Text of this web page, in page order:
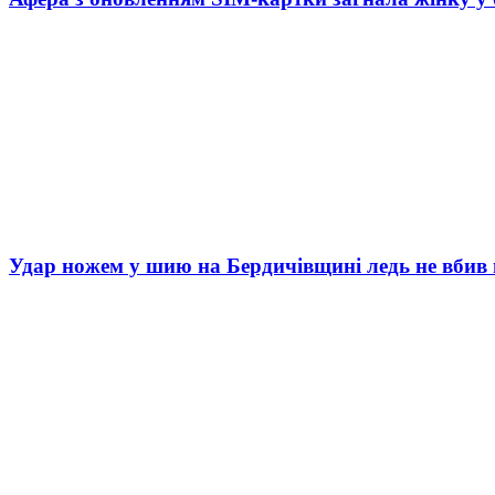
Удар ножем у шию на Бердичівщині ледь не вбив